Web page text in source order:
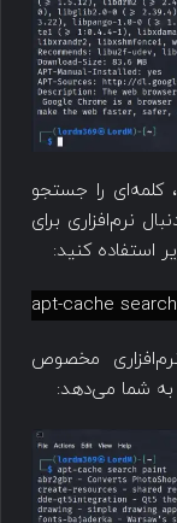
کلمه‌ای را جستجو
نرم‌افزاری برای
استفاده کنید:
apt-cache
مخصوص